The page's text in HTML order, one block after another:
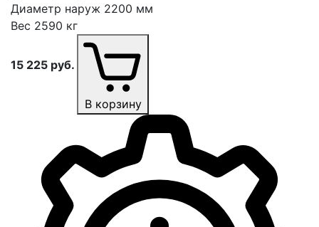
Диаметр наруж 2200 мм
Вес 2590 кг
15 225 руб.
В корзину